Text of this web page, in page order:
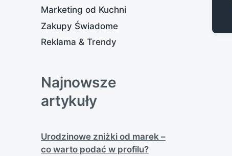
Marketing od Kuchni
Zakupy Świadome
Reklama & Trendy
Najnowsze
artykuły
Urodzinowe zniżki od marek –
co warto podać w profilu?